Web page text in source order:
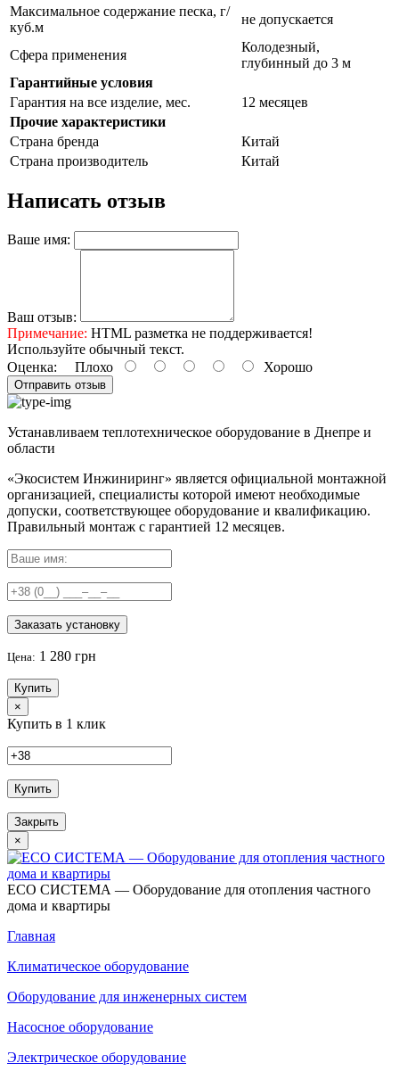
Максимальное содержание песка, г/
куб.м
не допускается
Сфера применения
Колодезный,
глубинный до 3 м
Гарантийные условия
Гарантия на все изделие, мес.
12 месяцев
Прочие характеристики
Страна бренда
Китай
Страна производитель
Китай
Написать отзыв
Ваше имя:
Ваш отзыв:
Примечание: HTML разметка не поддерживается!
Используйте обычный текст.
Оценка: Плохо Хорошо
Отправить отзыв
Устанавливаем теплотехническое оборудование в Днепре и
области
«Экосистем Инжиниринг» является официальной монтажной
организацией, специалисты которой имеют необходимые
допуски, соответствующее оборудование и квалификацию.
Правильный монтаж с гарантией 12 месяцев.
Заказать установку
Цена: 1 280 грн
Купить
×
Купить в 1 клик
Купить
Закрыть
×
ECO СИСТЕМА — Оборудование для отопления частного
дома и квартиры
Главная
Климатическое оборудование
Оборудование для инженерных систем
Насосное оборудование
Электрическое оборудование